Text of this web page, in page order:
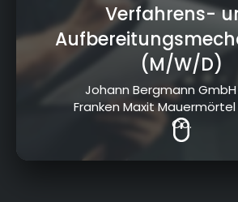
Verfahrens-
(M/W/D)
Johann Bergmann GmbH
Franken Maxit
Co.